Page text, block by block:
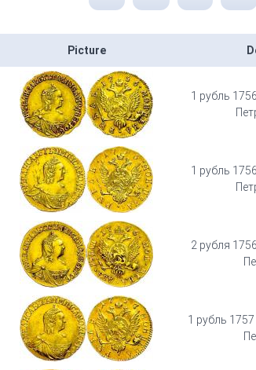
Picture
1 рубль
1 рубль
2 рубля
1 рубль 1757